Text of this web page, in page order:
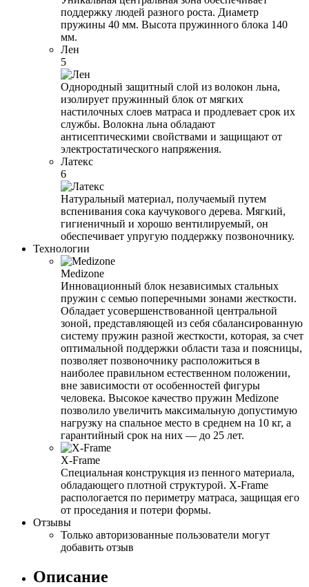
поддержку людей разного роста. Диаметр
пружины 40 мм. Высота пружинного блока 140
мм.
Лен
5
Однородный защитный слой из волокон льна,
изолирует пружинный блок от мягких
настилочных слоев матраса и продлевает срок их
службы. Волокна льна обладают
антисептическими свойствами и защищают от
электростатического напряжения.
Латекс
6
Натуральный материал, получаемый путем
вспенивания сока каучукового дерева. Мягкий,
гигиеничный и хорошо вентилируемый, он
обеспечивает упругую поддержку позвоночнику.
Технологии
Medizone
Инновационный блок независимых стальных
пружин с семью поперечными зонами жесткости.
Обладает усовершенствованной центральной
зоной, представляющей из себя сбалансированную
систему пружин разной жесткости, которая, за счет
оптимальной поддержки области таза и поясницы,
позволяет позвоночнику расположиться в
наиболее правильном естественном положении,
вне зависимости от особенностей фигуры
человека. Высокое качество пружин Medizone
позволило увеличить максимальную допустимую
нагрузку на спальное место в среднем на 10 кг, а
гарантийный срок на них — до 25 лет.
X-Frame
Специальная конструкция из пенного материала,
обладающего плотной структурой. X-Frame
распологается по периметру матраса, защищая его
от проседания и потери формы.
Отзывы
Только авторизованные пользователи могут
добавить отзыв
Описание